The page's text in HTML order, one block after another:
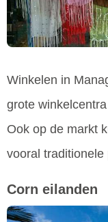
Winkelen in
grote
Ook op de markt
vooral traditionele
Corn eilanden